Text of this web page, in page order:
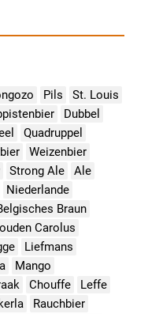
Pils
St. Louis
Dubbel
Quadruppel
Weizenbier
Strong Ale
Ale
Niederlande
Braun
Carolus
Liefmans
Mango
Chouffe
Leffe
Rauchbier